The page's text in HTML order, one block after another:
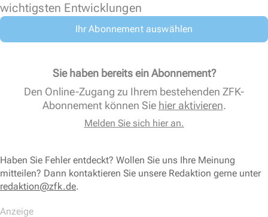
wichtigsten Entwicklungen
Ihr Abonnement auswählen
Sie haben bereits ein Abonnement?
Den Online-Zugang zu Ihrem bestehenden ZFK-
Abonnement können Sie hier aktivieren.
Melden Sie sich hier an.
Haben Sie Fehler entdeckt? Wollen Sie uns Ihre Meinung
mitteilen? Dann kontaktieren Sie unsere Redaktion gerne unter
redaktion@zfk.de.